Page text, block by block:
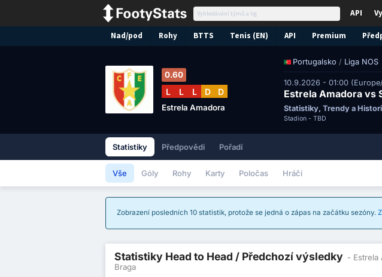
API
Nad/pod Rohy BTTS Tenis (EN) API Premium
Portugalsko / Liga NOS
10.9.2026 - 01:00
Estrela Amadora vs
Statistiky, Trendy a
Stadion - TBD
0.60
L L L D D
Estrela Amadora
Statistiky Předpovědi Pořadí
Vše Góly Rohy Karty Poločas Hráči
Zobrazení posledních 10 statistik, protože se jedná o zápas na začátku sezóny.
Statistiky Head to Head / Předchozí výsledky - Estrela
Braga